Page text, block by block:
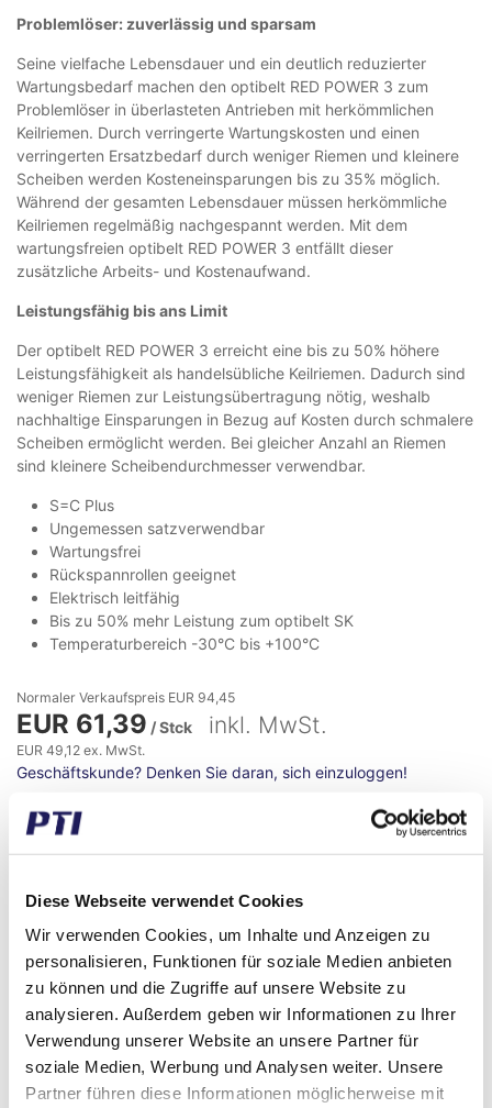
Diese Webseite verwendet Cookies
Wir verwenden Cookies, um Inhalte und Anzeigen zu
personalisieren, Funktionen für soziale Medien anbieten
zu können und die Zugriffe auf unsere Website zu
analysieren. Außerdem geben wir Informationen zu Ihrer
Verwendung unserer Website an unsere Partner für
soziale Medien, Werbung und Analysen weiter. Unsere
Partner führen diese Informationen möglicherweise mit
Problemlöser: zuverlässig und sparsam
Seine vielfache Lebensdauer und ein deutlich reduzierter
Wartungsbedarf machen den optibelt RED POWER 3 zum
Problemlöser in überlasteten Antrieben mit herkömmlichen
Keilriemen. Durch verringerte Wartungskosten und einen
verringerten Ersatzbedarf durch weniger Riemen und kleinere
Scheiben werden Kosteneinsparungen bis zu 35% möglich.
Während der gesamten Lebensdauer müssen herkömmliche
Keilriemen regelmäßig nachgespannt werden. Mit dem
wartungsfreien optibelt RED POWER 3 entfällt dieser
zusätzliche Arbeits- und Kostenaufwand.
Leistungsfähig bis ans Limit
Der optibelt RED POWER 3 erreicht eine bis zu 50% höhere
Leistungsfähigkeit als handelsübliche Keilriemen. Dadurch sind
weniger Riemen zur Leistungsübertragung nötig, weshalb
nachhaltige Einsparungen in Bezug auf Kosten durch schmalere
Scheiben ermöglicht werden. Bei gleicher Anzahl an Riemen
sind kleinere Scheibendurchmesser verwendbar.
S=C Plus
Ungemessen satzverwendbar
Wartungsfrei
Rückspannrollen geeignet
Elektrisch leitfähig
Bis zu 50% mehr Leistung zum optibelt SK
Temperaturbereich -30°C bis +100°C
Normaler Verkaufspreis EUR 94,45
EUR 61,39 / Stck inkl. MwSt.
EUR 49,12 ex. MwSt.
Geschäftskunde? Denken Sie daran, sich einzuloggen!
einzuloggen!
+ Favoritenliste
Externes Lager, 3-5 Tage Lieferung
Datenblatt